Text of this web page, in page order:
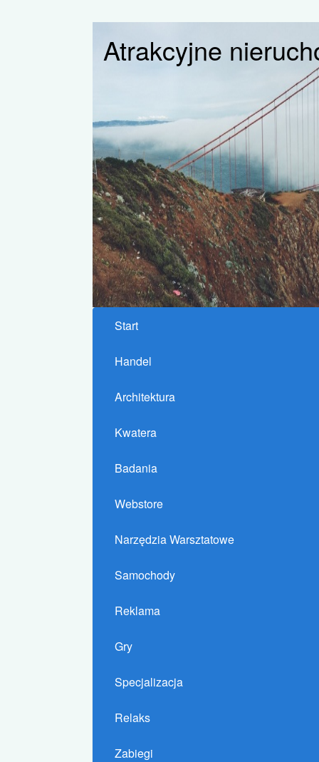
Atrakcyjne
Start
Handel
Architektura
Kwatera
Badania
Webstore
Narzędzia Warsztatowe
Samochody
Reklama
Gry
Specjalizacja
Relaks
Zabiegi